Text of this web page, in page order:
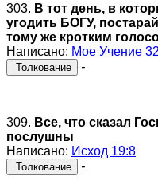
303. В тот день, в
угодить БОГУ,
тому же кротким
Написано: Мое Учение
Толкование -
309. Все, что сказал
послушны
Написано: Исход 19:8
Толкование -